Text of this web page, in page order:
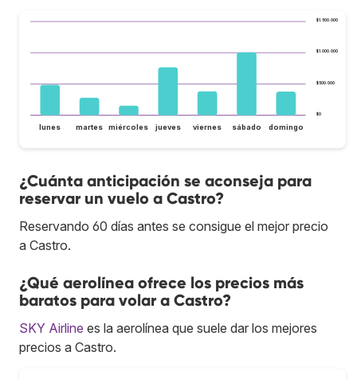
$0
$500.000
$1.000.000
$1.500.000
lunes martes miércoles jueves viernes sábado domingo
¿Cuánta anticipación se aconseja para
reservar un vuelo a Castro?
Reservando 60 días antes se consigue el mejor precio
a Castro.
¿Qué aerolínea ofrece los precios más
baratos para volar a Castro?
SKY Airline es la aerolínea que suele dar los mejores
precios a Castro.